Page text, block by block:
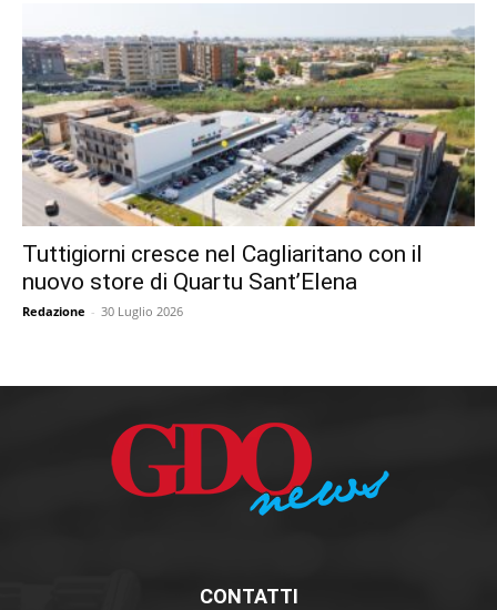
Tuttigiorni cresce nel Cagliaritano con il
nuovo store di Quartu Sant’Elena
Redazione - 30 Luglio 2026
CONTATTI